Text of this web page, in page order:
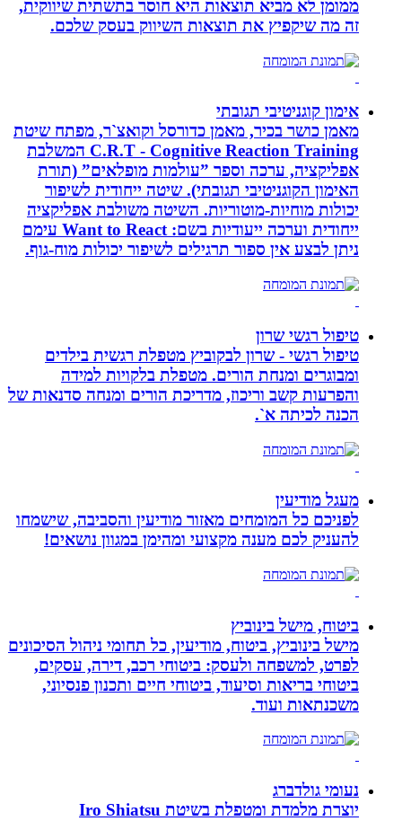
ממומן לא מביא תוצאות היא חוסר בתשתית שיווקית,
זה מה שיקפיץ את תוצאות השיווק בעסק שלכם.
אימון קוגניטיבי תגובתי
מאמן כושר בכיר, מאמן כדורסל וקואצ`ר, מפתח שיטת
C.R.T - Cognitive Reaction Training המשלבת
אפליקציה, ערכה וספר ”עולמות מופלאים” (תורת
האימון הקוגניטיבי תגובתי). שיטה ייחודית לשיפור
יכולות מוחיות-מוטוריות. השיטה משולבת אפליקציה
ייחודית וערכה ייעודיות בשם: Want to React עימם
ניתן לבצע אין ספור תרגילים לשיפור יכולות מוח-גוף.
טיפול רגשי שרון
טיפול רגשי - שרון לבקוביץ מטפלת רגשית בילדים
ומבוגרים ומנחת הורים. מטפלת בלקויות למידה
והפרעות קשב וריכוז, מדריכת הורים ומנחה סדנאות של
הכנה לכיתה א`.
מעגל מודיעין
לפניכם כל המומחים מאזור מודיעין והסביבה, שישמחו
להעניק לכם מענה מקצועי ומהימן במגוון נושאים!
ביטוח, מישל בינוביץ
מישל בינוביץ, ביטוח, מודיעין, כל תחומי ניהול הסיכונים
לפרט, למשפחה ולעסק: ביטוחי רכב, דירה, עסקים,
ביטוחי בריאות וסיעוד, ביטוחי חיים ותכנון פנסיוני,
משכנתאות ועוד.
נעומי גולדברג
יוצרת מלמדת ומטפלת בשיטת Iro Shiatsu